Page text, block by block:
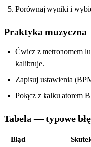
Porównaj wyniki i
Praktyka muzyczna
Ćwicz z metronomem
kalibruje.
Zapisuj ustawienia
Połącz z kalkulatorem
Tabela — typowe
Błąd